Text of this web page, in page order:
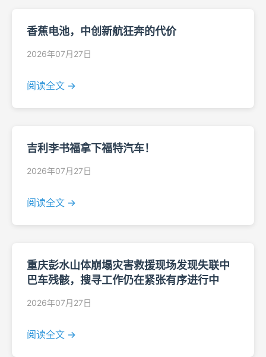
香蕉电池，中创新航狂奔的代价
2026年07月27日
阅读全文 →
吉利李书福拿下福特汽车！
2026年07月27日
阅读全文 →
重庆彭水山体崩塌灾害救援现场发现失联中
巴车残骸，搜寻工作仍在紧张有序进行中
2026年07月27日
阅读全文 →